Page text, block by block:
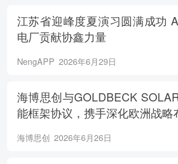
江苏省迎峰度夏演习圆满成功
电厂贡献协鑫力量
NengAPP 2026年6月29日
海博思创与GOLDBECK
能框架协议，携手深化欧洲战略
海博思创 2026年6月26日